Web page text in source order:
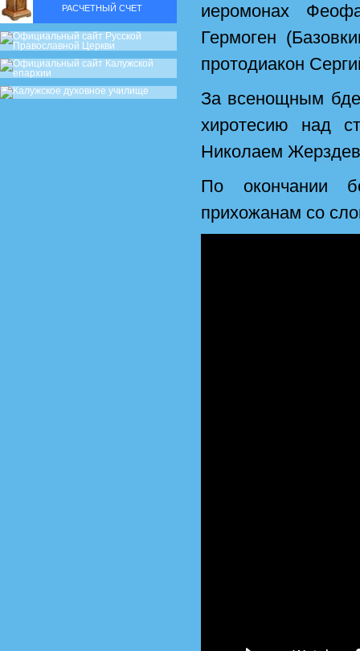
иеромонах
Гермоген
протодиакон
За всенощным
хиротесию над
Николаем
По окончании
прихожанам со
РАСЧЕТНЫЙ СЧЕТ